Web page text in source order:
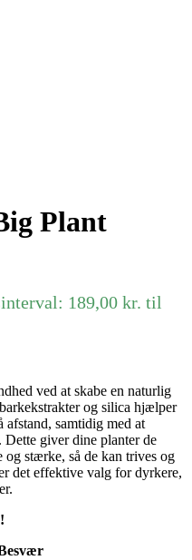
Plant
189,00 kr. til
ved at skabe en naturlig
og silica hjælper
afstand, samtidig med at
giver dine planter de
og stærke, så de kan trives og
det effektive valg for dyrkere,